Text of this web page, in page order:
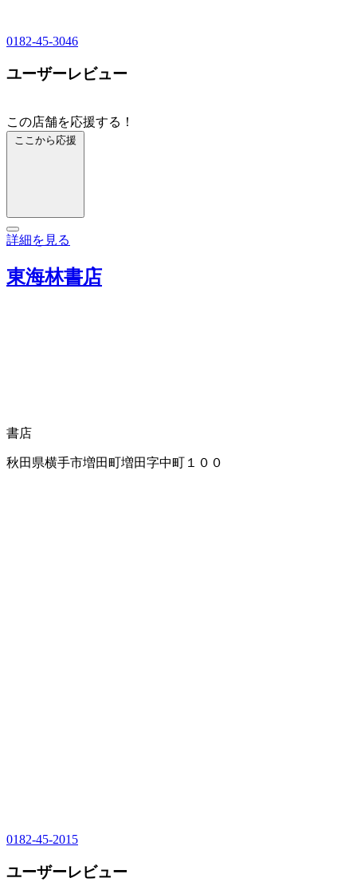
0182-45-3046
ユーザーレビュー
この店舗を応援する！
ここから応援
詳細を見る
東海林書店
書店
秋田県横手市増田町増田字中町１００
0182-45-2015
ユーザーレビュー